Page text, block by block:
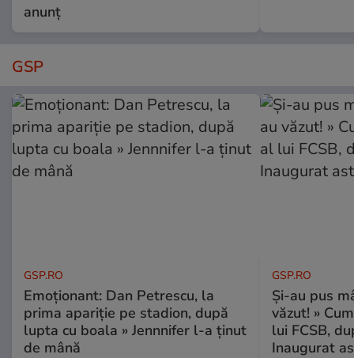
anunț
GSP
GSP.RO
Emoționant: Dan Petrescu, la
prima apariție pe stadion, după
lupta cu boala » Jennnifer l-a ținut
de mână
GSP.RO
Și-au pus
văzut! »
lui FCSB,
Inaugurat